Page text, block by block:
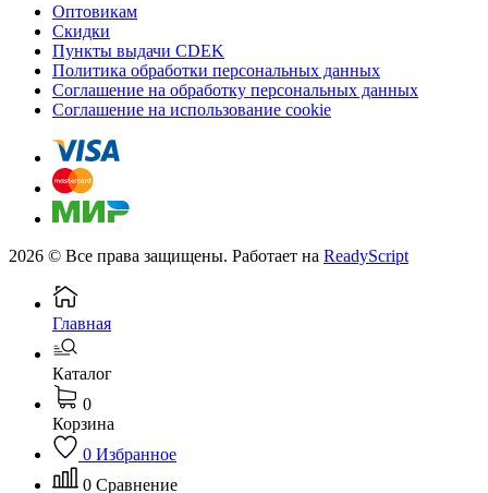
Оптовикам
Скидки
Пункты выдачи CDEK
Политика обработки персональных данных
Соглашение на обработку персональных данных
Соглашение на использование cookie
2026 © Все права защищены. Работает на ReadyScript
Главная
Каталог
0
Корзина
0 Избранное
0 Сравнение